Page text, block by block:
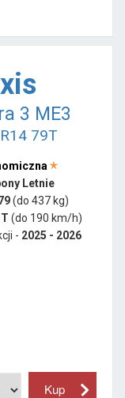
3 ME3
79T
Letnie
(do 437 kg)
T (do 190 km/h)
- 2025 - 2026